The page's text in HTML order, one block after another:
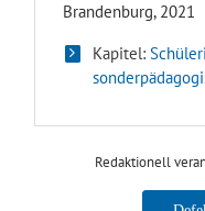
Brandenburg, 2021
Kapitel:
Redaktionell